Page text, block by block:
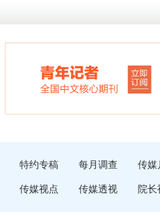
特约专稿 每月调查 传媒
传媒视点 传媒透视 院长